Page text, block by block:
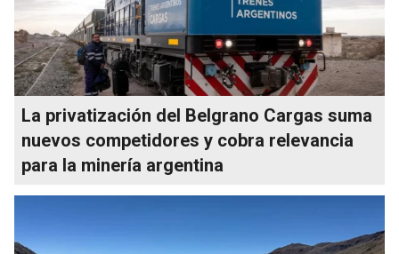
La privatización del Belgrano Cargas suma
nuevos competidores y cobra relevancia
para la minería argentina